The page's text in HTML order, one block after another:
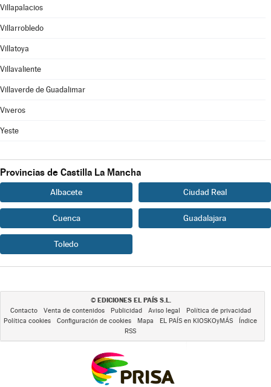
Villapalacios
Villarrobledo
Villatoya
Villavaliente
Villaverde de Guadalimar
Viveros
Yeste
Provincias de Castilla La Mancha
Albacete Ciudad Real
Cuenca Guadalajara
Toledo
© EDICIONES EL PAÍS S.L.
Contacto Venta de contenidos Publicidad Aviso legal
Política de privacidad
Política cookies
Configuración de cookies Mapa EL PAÍS en KIOSKOyMÁS
Índice
RSS